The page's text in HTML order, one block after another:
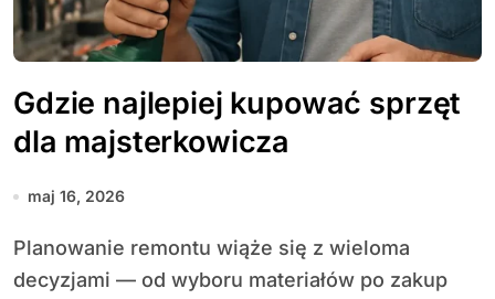
Gdzie najlepiej kupować sprzęt
dla majsterkowicza
maj 16, 2026
Planowanie remontu wiąże się z wieloma
decyzjami — od wyboru materiałów po zakup